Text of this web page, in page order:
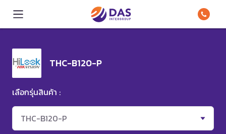
THC-B120-P
เลือกรุ่นสินค้า :
THC-B120-P